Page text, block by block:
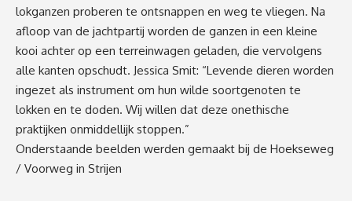
lokganzen proberen te ontsnappen en weg te vliegen. Na
afloop van de jachtpartij worden de ganzen in een kleine
kooi achter op een terreinwagen geladen, die vervolgens
alle kanten opschudt. Jessica Smit: “Levende dieren worden
ingezet als instrument om hun wilde soortgenoten te
lokken en te doden. Wij willen dat deze onethische
praktijken onmiddellijk stoppen.”
Onderstaande beelden werden gemaakt bij de Hoekseweg
/ Voorweg in Strijen